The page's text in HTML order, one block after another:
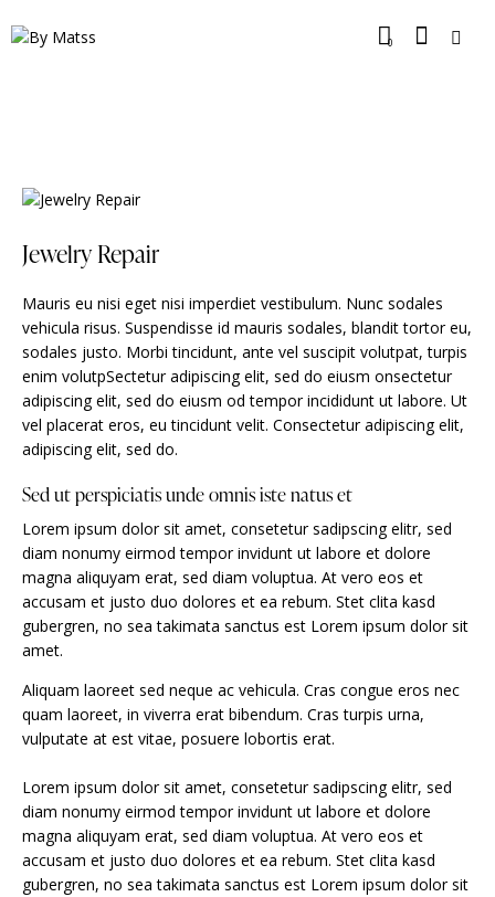
0
Jewelry Repair
Mauris eu nisi eget nisi imperdiet vestibulum. Nunc sodales
vehicula risus. Suspendisse id mauris sodales, blandit tortor eu,
sodales justo. Morbi tincidunt, ante vel suscipit volutpat, turpis
enim volutpSectetur adipiscing elit, sed do eiusm onsectetur
adipiscing elit, sed do eiusm od tempor incididunt ut labore. Ut
vel placerat eros, eu tincidunt velit. Consectetur adipiscing elit,
adipiscing elit, sed do.
Sed ut perspiciatis unde omnis iste natus et
Lorem ipsum dolor sit amet, consetetur sadipscing elitr, sed
diam nonumy eirmod tempor invidunt ut labore et dolore
magna aliquyam erat, sed diam voluptua. At vero eos et
accusam et justo duo dolores et ea rebum. Stet clita kasd
gubergren, no sea takimata sanctus est Lorem ipsum dolor sit
amet.
Aliquam laoreet sed neque ac vehicula. Cras congue eros nec
quam laoreet, in viverra erat bibendum. Cras turpis urna,
vulputate at est vitae, posuere lobortis erat.
Lorem ipsum dolor sit amet, consetetur sadipscing elitr, sed
diam nonumy eirmod tempor invidunt ut labore et dolore
magna aliquyam erat, sed diam voluptua. At vero eos et
accusam et justo duo dolores et ea rebum. Stet clita kasd
gubergren, no sea takimata sanctus est Lorem ipsum dolor sit